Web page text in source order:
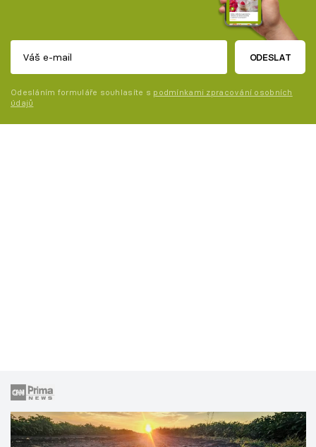
ODESLAT
Odesláním formuláře souhlasíte s podmínkami zpracování osobních
údajů